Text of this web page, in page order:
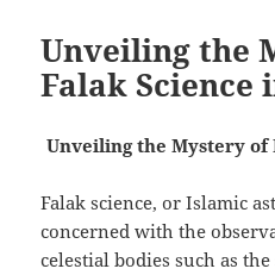
Unveiling the
Falak Science
Unveiling the Mystery of
Falak science, or Islamic
concerned with the
celestial bodies such as